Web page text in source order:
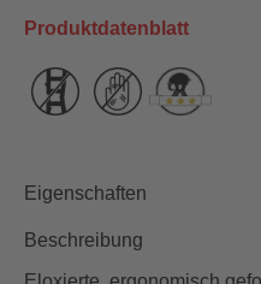
Produktdatenblatt
Eigenschaften
Beschreibung